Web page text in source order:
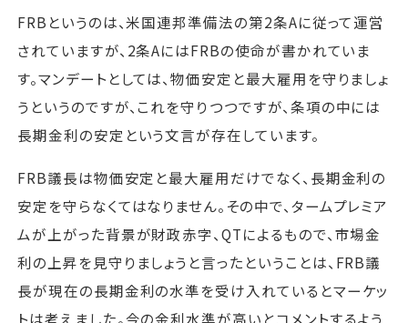
FRBというのは、米国連邦準備法の第2条Aに従って運営
されていますが、2条AにはFRBの使命が書かれていま
す。マンデートとしては、物価安定と最大雇用を守りましょ
うというのですが、これを守りつつですが、条項の中には
長期金利の安定という文言が存在しています。
FRB議長は物価安定と最大雇用だけでなく、長期金利の
安定を守らなくてはなりません。その中で、タームプレミア
ムが上がった背景が財政赤字、QTによるもので、市場金
利の上昇を見守りましょうと言ったということは、FRB議
長が現在の長期金利の水準を受け入れているとマーケッ
トは考えました。今の金利水準が高いとコメントするよう